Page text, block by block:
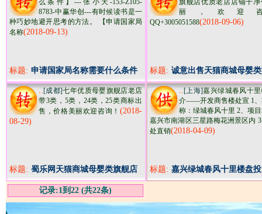
么条件】---张小天-153-Z105-
8783-中赢华创---有时候读书是一
种巧妙地避开思考的方法。 【申请国家局
名称(2018-09-13)
标题: 申请国家局名称需要什么条件
旗舰店优质老店店铺干净
丽，欢迎
QQ+3005051588(2018-09-06)
标题: 诚意出售天猫商城母婴
店优质老店店铺干净价
..[成都]七年优质母婴旗舰店老店
带3类，5类，24类，25类商标出
售，价格美丽欢迎咨询！ (2018-
08-29)
标题: 蜀乐网天猫商城母婴类旗舰店
诚意出售
..[上海]嘉兴绿城春风十
介——开发商售楼处宣 1、
称：绿城春风十里 2、项
嘉兴市南湖区三星路梅花洲景区内
处直销(2018-04-09)
标题: 嘉兴绿城春风十里楼盘
析报告
记录:1到22 (共22条)